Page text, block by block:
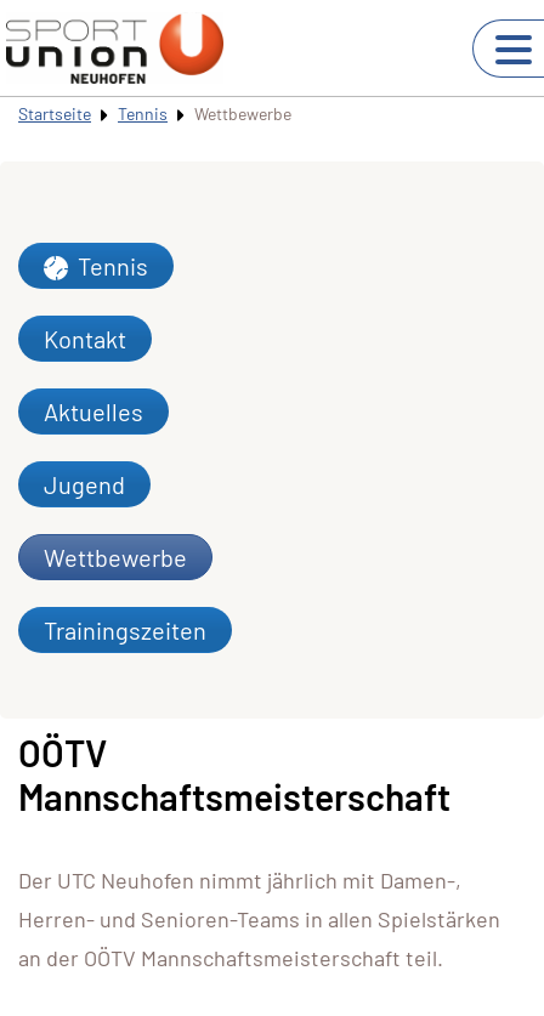
Startseite Tennis Wettbewerbe
Tennis
Kontakt
Aktuelles
Jugend
Wettbewerbe
Trainingszeiten
OÖTV
Mannschaftsmeisterschaft
Der UTC Neuhofen nimmt jährlich mit Damen-,
Herren- und Senioren-Teams in allen Spielstärken
an der OÖTV Mannschaftsmeisterschaft teil.